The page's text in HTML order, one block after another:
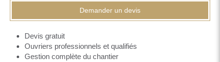
Demander un devis
Devis gratuit
Ouvriers professionnels et qualifiés
Gestion complète du chantier